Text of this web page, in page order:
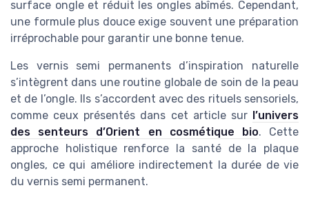
surface ongle et réduit les ongles abîmés. Cependant,
une formule plus douce exige souvent une préparation
irréprochable pour garantir une bonne tenue.
Les vernis semi permanents d’inspiration naturelle
s’intègrent dans une routine globale de soin de la peau
et de l’ongle. Ils s’accordent avec des rituels sensoriels,
comme ceux présentés dans cet article sur l’univers
des senteurs d’Orient en cosmétique bio. Cette
approche holistique renforce la santé de la plaque
ongles, ce qui améliore indirectement la durée de vie
du vernis semi permanent.